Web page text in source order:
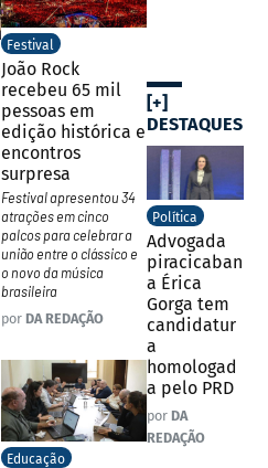
Festival
João Rock
recebeu 65 mil
pessoas em
edição histórica e
encontros
surpresa
Festival apresentou 34
atrações em cinco
palcos para celebrar a
união entre o clássico e
o novo da música
brasileira
por DA REDAÇÃO
Educação
[+]
DESTAQUES
Política
Advogada
piracicaban
a Érica
Gorga tem
candidatur
a
homologad
a pelo PRD
por DA
REDAÇÃO